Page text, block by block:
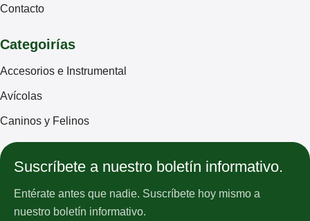
Contacto
Categoirías
Accesorios e Instrumental
Avícolas
Caninos y Felinos
Suscríbete a nuestro boletín informativo.
Entérate antes que nadie. Suscríbete hoy mismo a
nuestro boletín informativo.